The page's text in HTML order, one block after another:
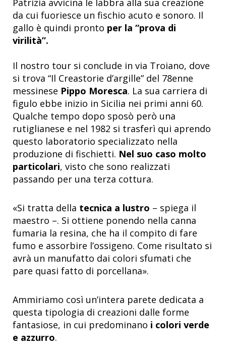
Patrizia avvicina le labbra alla sua creazione
da cui fuoriesce un fischio acuto e sonoro. Il
gallo è quindi pronto per la “prova di
virilità”.
Il nostro tour si conclude in via Troiano, dove
si trova “Il Creastorie d’argille” del 78enne
messinese Pippo Moresca. La sua carriera di
figulo ebbe inizio in Sicilia nei primi anni 60.
Qualche tempo dopo sposò però una
rutiglianese e nel 1982 si trasferì qui aprendo
questo laboratorio specializzato nella
produzione di fischietti. Nel suo caso molto
particolari, visto che sono realizzati
passando per una terza cottura.
«Si tratta della tecnica a lustro – spiega il
maestro –. Si ottiene ponendo nella canna
fumaria la resina, che ha il compito di fare
fumo e assorbire l’ossigeno. Come risultato si
avrà un manufatto dai colori sfumati che
pare quasi fatto di porcellana».
Ammiriamo così un’intera parete dedicata a
questa tipologia di creazioni dalle forme
fantasiose, in cui predominano i colori verde
e azzurro.